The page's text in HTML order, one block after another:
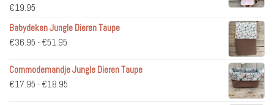
€19.95
Babydeken Jungle Dieren Taupe
€36.95 - €51.95
tot
€51.95
Commodemandje Jungle Dieren Taupe
€17.95 - €18.95